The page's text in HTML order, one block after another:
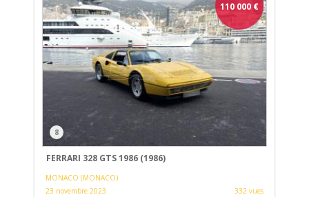
110 000€
8
FERRARI 328 GTS 1986 (1986)
MONACO (MONACO)
23 novembre 2023
332 vues